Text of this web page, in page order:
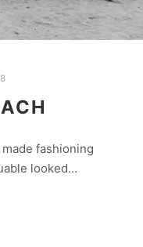
fashioning
looked…